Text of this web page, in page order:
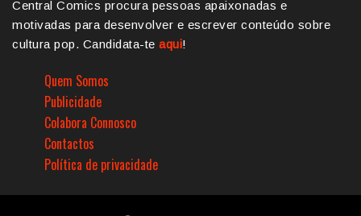
Central Comics procura pessoas apaixonadas e
motivadas para desenvolver e escrever conteúdo sobre
cultura pop. Candidata-te aqui!
Quem Somos
Publicidade
Colabora Connosco
Contactos
Política de privacidade